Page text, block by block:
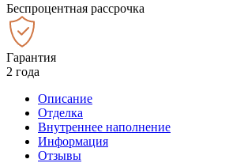
Беспроцентная рассрочка
Гарантия
2 года
Описание
Отделка
Внутреннее наполнение
Информация
Отзывы